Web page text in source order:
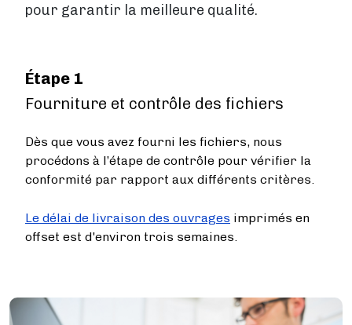
Blog
À propos de nous
Se connecter
Contact
Créer un compte
pour garantir la meilleure qualité.
Étape 1
Fourniture et contrôle des fichiers
Dès que vous avez fourni les fichiers, nous
procédons à l’étape de contrôle pour vérifier la
conformité par rapport aux différents critères.
Le délai de livraison des ouvrages imprimés en
offset est d'environ trois semaines.
Image